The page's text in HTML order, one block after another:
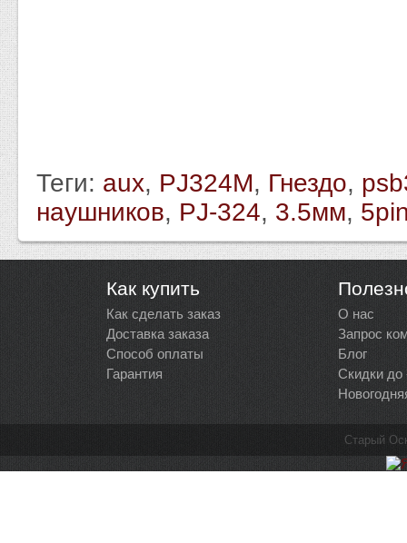
Теги: aux, PJ324M, Гнездо,
наушников, PJ-324, 3.5мм,
Как купить
Как сделать заказ
Доставка заказа
Способ оплаты
Гарантия
О нас
Запрос
Блог
Скидки до
Старый